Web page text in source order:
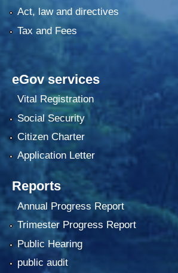
Act, law and directives
Tax and Fees
eGov services
Vital Registration
Social Security
Citizen Charter
Application Letter
Reports
Annual Progress Report
Trimester Progress Report
Public Hearing
public audit